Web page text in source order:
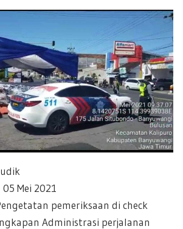
Mei 2021
pemeriksaan di check
Administrasi perjalanan